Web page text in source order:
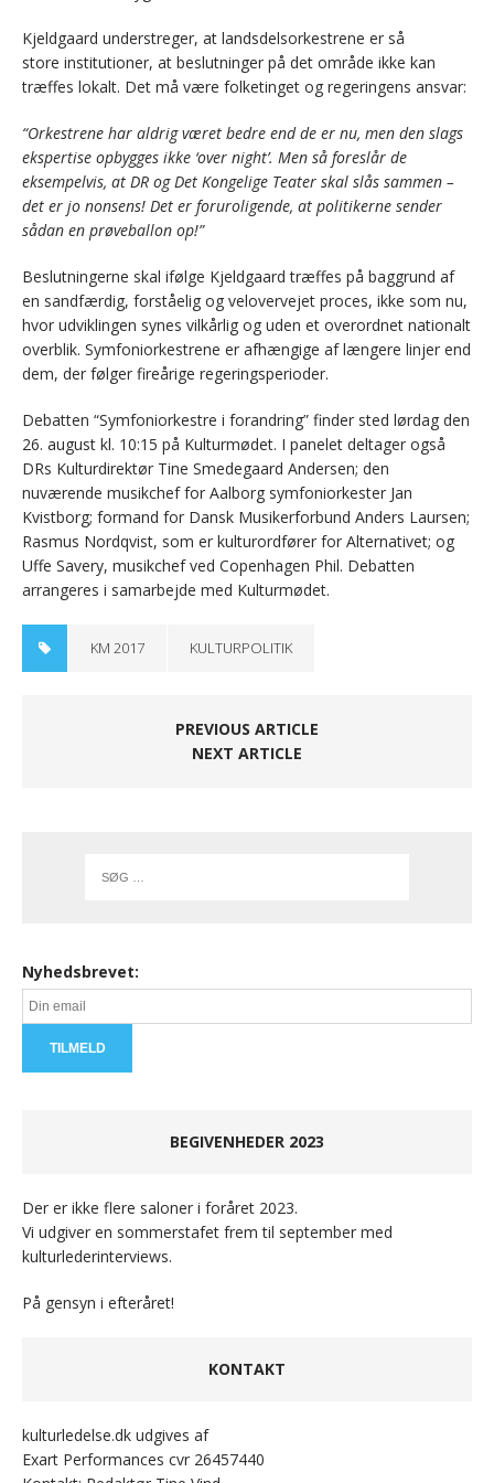
Kjeldgaard understreger, at landsdelsorkestrene er så
store institutioner, at beslutninger på det område ikke kan
træffes lokalt. Det må være folketinget og regeringens ansvar:
“Orkestrene har aldrig været bedre end de er nu, men den slags
ekspertise opbygges ikke ‘over night’. Men så foreslår de
eksempelvis, at DR og Det Kongelige Teater skal slås sammen –
det er jo nonsens! Det er foruroligende, at politikerne sender
sådan en prøveballon op!”
Beslutningerne skal ifølge Kjeldgaard træffes på baggrund af
en sandfærdig, forståelig og velovervejet proces, ikke som nu,
hvor udviklingen synes vilkårlig og uden et overordnet nationalt
overblik. Symfoniorkestrene er afhængige af længere linjer end
dem, der følger fireårige regeringsperioder.
Debatten “Symfoniorkestre i forandring” finder sted lørdag den
26. august kl. 10:15 på Kulturmødet. I panelet deltager også
DRs Kulturdirektør Tine Smedegaard Andersen; den
nuværende musikchef for Aalborg symfoniorkester Jan
Kvistborg; formand for Dansk Musikerforbund Anders Laursen;
Rasmus Nordqvist, som er kulturordfører for Alternativet; og
Uffe Savery, musikchef ved Copenhagen Phil. Debatten
arrangeres i samarbejde med Kulturmødet.
KM 2017 KULTURPOLITIK
PREVIOUS ARTICLE
NEXT ARTICLE
Nyhedsbrevet:
BEGIVENHEDER 2023
Der er ikke flere saloner i foråret 2023.
Vi udgiver en sommerstafet frem til september med
kulturlederinterviews.
På gensyn i efteråret!
KONTAKT
kulturledelse.dk udgives af
Exart Performances cvr 26457440